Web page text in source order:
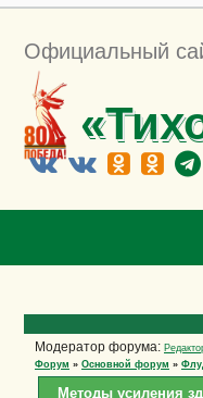
Официальный
Модератор форума:
Форум » Основной форум »
Методы усиления